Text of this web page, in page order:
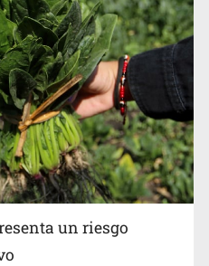
y desalojo de
un riesgo